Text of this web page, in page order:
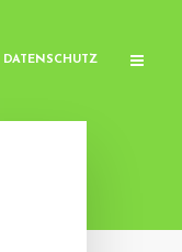
DATENSCHUTZ